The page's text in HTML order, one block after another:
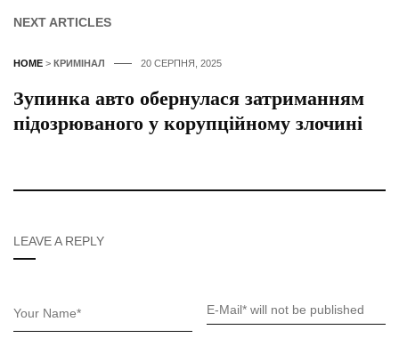
NEXT ARTICLES
HOME > КРИМІНАЛ 20 СЕРПНЯ, 2025
Зупинка авто обернулася затриманням
підозрюваного у корупційному злочині
LEAVE A REPLY